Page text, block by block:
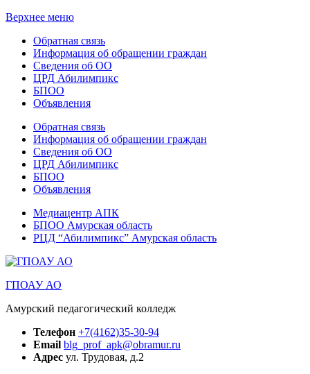
Верхнее меню
Обратная связь
Информация об обращении граждан
Сведения об ОО
ЦРД Абилимпикс
БПОО
Объявления
Обратная связь
Информация об обращении граждан
Сведения об ОО
ЦРД Абилимпикс
БПОО
Объявления
Медиацентр АПК
БПОО Амурская область
РЦД “Абилимпикс” Амурская область
ГПОАУ АО
Амурский педагогический колледж
Телефон +7(4162)35-30-94
Email blg_prof_apk@obramur.ru
Адрес ул. Трудовая, д.2